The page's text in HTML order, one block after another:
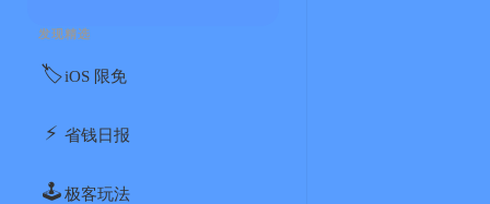
发现精选
🏷️iOS 限免
⚡ 省钱日报
🕹️极客玩法